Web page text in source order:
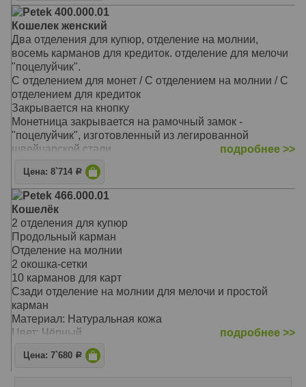
На закрывающемся блоке имеются еще пять
прорезных карманов для карточек, окошко для
документов из прозрачной прочной сетки и одно
дополнительное отделение
Перед монетницей на внешней стороне находятся два
кармашка для карточек и одно дополнительное
отделение для бумаг на всю длину портмоне
Материал: Натуральная кожа
Цвет: Чёрный
Тип: прямой
Размер: 19,0х10,0 см
Petek 400.000.01
Кошелек женский
Два отделения для купюр, отделение на молнии,
восемь карманов для кредиток. отделение для мелочи
"поцелуйчик".
С отделением для монет / С отделением на молнии / С
отделением для кредиток
Закрывается на кнопку
Монетница закрывается на рамочный замок -
"поцелуйчик", изготовленный из легированной
швейцарской стали
На внутренней задней стенке расположены три
прорезных кармана для кредитных карточек
На закрывающемся блоке имеются еще пять
прорезных карманов для карточек, окошко для
документов из прозрачной прочной сетки и одно
дополнительное отделение
Перед монетницей на внешней стороне находятся два
кармашка для карточек и одно дополнительное
отделение для бумаг на всю длину портмоне
Материал: Натуральная кожа
Цвет: Чёрный
Тип: прямой
Размер: 19,0х10,0 см
подробнее >>
Цена: 8`714 Р
Petek 466.000.01
Кошелёк
2 отделения для купюр
Продольный карман
Отделение на молнии
2 окошка-сетки
10 карманов для карт
Сзади отделение на молнии для мелочи и простой
карман
Материал: Натуральная кожа
Цвет: Чёрный
Размер: 19,5х9,5 см
подробнее >>
Цена: 7`680 Р